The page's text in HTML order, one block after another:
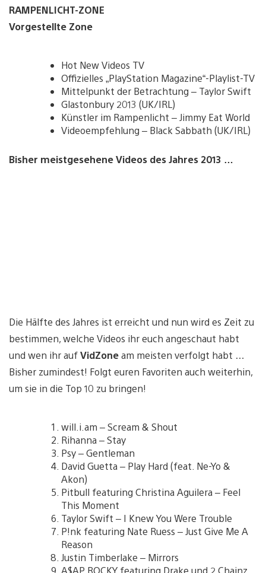
RAMPENLICHT-ZONE
Vorgestellte Zone
Hot New Videos TV
Offizielles „PlayStation Magazine“-Playlist-TV
Mittelpunkt der Betrachtung – Taylor Swift
Glastonbury 2013 (UK/IRL)
Künstler im Rampenlicht – Jimmy Eat World
Videoempfehlung – Black Sabbath (UK/IRL)
Bisher meistgesehene Videos des Jahres 2013 …
Die Hälfte des Jahres ist erreicht und nun wird es Zeit zu
bestimmen, welche Videos ihr euch angeschaut habt
und wen ihr aufVidZoneam meisten verfolgt habt …
Bisher zumindest! Folgt euren Favoriten auch weiterhin,
um sie in die Top 10 zu bringen!
will.i.am – Scream & Shout
Rihanna – Stay
Psy – Gentleman
David Guetta – Play Hard (feat. Ne-Yo &
Akon)
Pitbull featuring Christina Aguilera – Feel
This Moment
Taylor Swift – I Knew You Were Trouble
P!nk featuring Nate Ruess – Just Give Me A
Reason
Justin Timberlake – Mirrors
A$AP ROCKY featuring Drake und 2 Chainz